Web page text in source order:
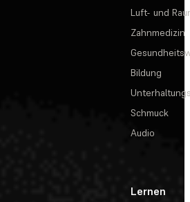
Luft- und
Zahnmedizin
Bildung
Schmuck
Audio
Lernen